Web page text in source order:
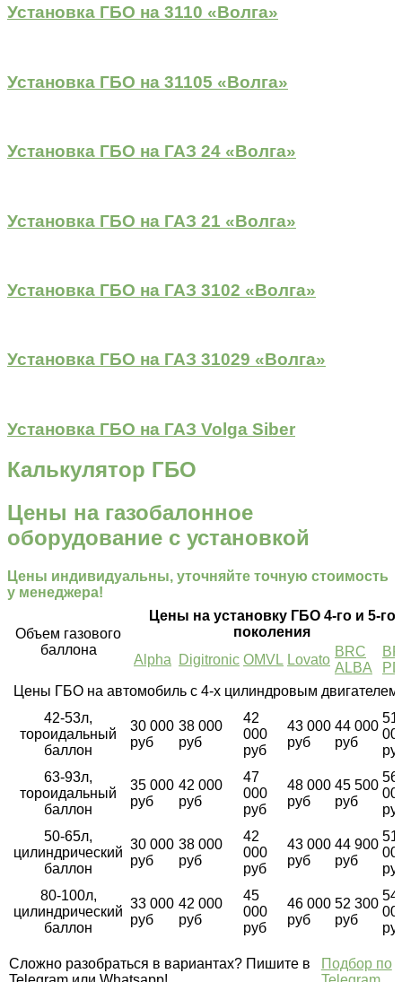
Установка ГБО на 3110 «Волга»
Установка ГБО на 31105 «Волга»
Установка ГБО на ГАЗ 24 «Волга»
Установка ГБО на ГАЗ 21 «Волга»
Установка ГБО на ГАЗ 3102 «Волга»
Установка ГБО на ГАЗ 31029 «Волга»
Установка ГБО на ГАЗ Volga Siber
Калькулятор ГБО
Цены на газобалонное
оборудование с установкой
Цены индивидуальны, уточняйте точную стоимость
у менеджера!
Объем газового
баллона
Цены на установку ГБО 4-го и 5-го
поколения
Alpha
Digitronic OMVL Lovato
BRC
ALBA
PD
Цены ГБО на автомобиль с 4-х цилиндровым двигателем
42-53л,
тороидальный
баллон
30 000
руб
38 000
руб
42
000
руб
43 000
руб
44 000
руб
51
63-93л,
тороидальный
баллон
35 000
руб
42 000
руб
47
000
руб
48 000
руб
45 500
руб
56
50-65л,
цилиндрический
баллон
30 000
руб
38 000
руб
42
000
руб
43 000
руб
44 900
руб
51
80-100л,
цилиндрический
баллон
33 000
руб
42 000
руб
45
000
руб
46 000
руб
52 300
руб
54
Сложно разобраться в вариантах? Пишите в
Подбор по